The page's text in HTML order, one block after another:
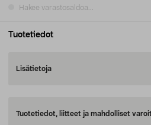
Hakee varastosaldoa...
Tuotetiedot
Lisätietoja
Tuotetiedot, liitteet ja mahdolliset